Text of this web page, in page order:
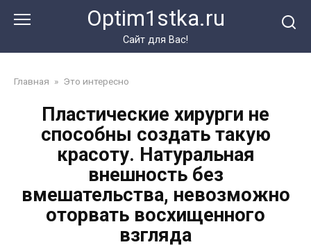
Optim1stka.ru
Сайт для Вас!
Главная » Это интересно
Пластические хирурги не
способны создать такую
красоту. Натуральная
внешность без
вмешательства, невозможно
оторвать восхищенного
взгляда